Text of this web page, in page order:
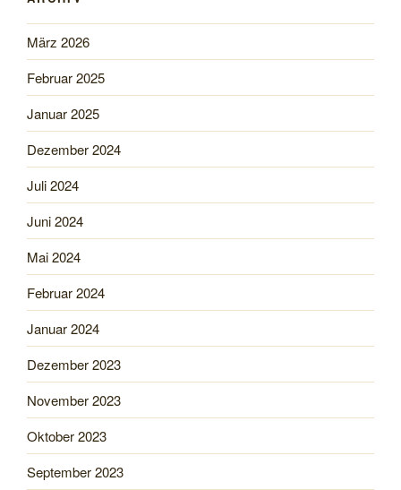
März 2026
Februar 2025
Januar 2025
Dezember 2024
Juli 2024
Juni 2024
Mai 2024
Februar 2024
Januar 2024
Dezember 2023
November 2023
Oktober 2023
September 2023